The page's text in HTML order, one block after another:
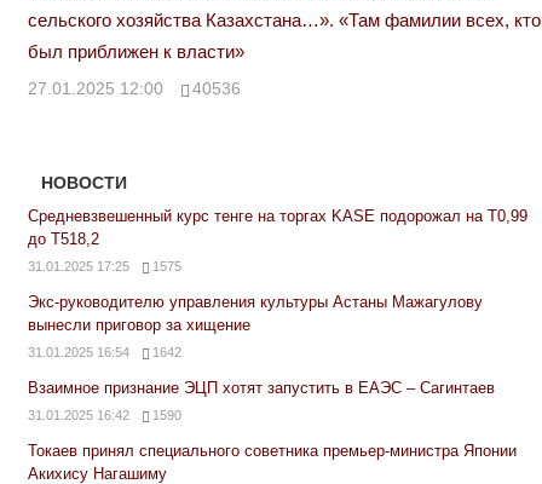
сельского хозяйства Казахстана…». «Там фамилии всех, кто
был приближен к власти»
27.01.2025 12:00 40536
НОВОСТИ
Средневзвешенный курс тенге на торгах KASE подорожал на Т0,99
до Т518,2
31.01.2025 17:25 1575
Экс-руководителю управления культуры Астаны Мажагулову
вынесли приговор за хищение
31.01.2025 16:54 1642
Взаимное признание ЭЦП хотят запустить в ЕАЭС – Сагинтаев
31.01.2025 16:42 1590
Токаев принял специального советника премьер-министра Японии
Акихису Нагашиму